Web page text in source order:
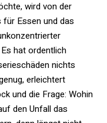
wird von der
für Essenund das
hat ordentlich
nichts
erleichtert
und die Frage: Wohin
den Unfall das